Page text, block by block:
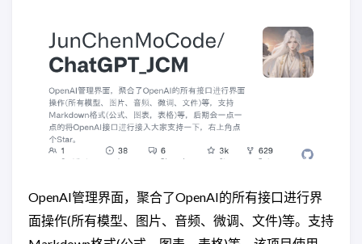
OpenAI管理界面，聚合了OpenAI的所有接口进行界
面操作(所有模型、图片、音频、微调、文件)等。支持